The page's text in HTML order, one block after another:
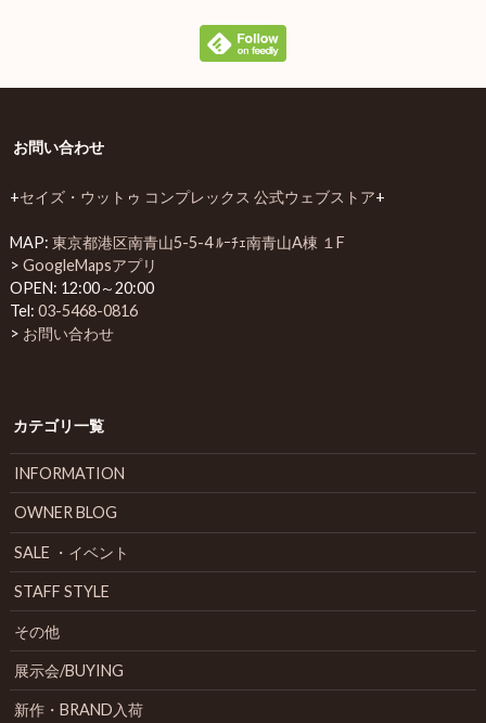
お問い合わせ
+セイズ・ウットゥ コンプレックス 公式ウェブストア+
MAP: 東京都港区南青山5-5-4 ﾙｰﾁｪ南青山A棟 １F
> GoogleMapsアプリ
OPEN: 12:00～20:00
Tel: 03-5468-0816
> お問い合わせ
カテゴリ一覧
INFORMATION
OWNER BLOG
SALE ・イベント
STAFF STYLE
その他
展示会/BUYING
新作・BRAND入荷